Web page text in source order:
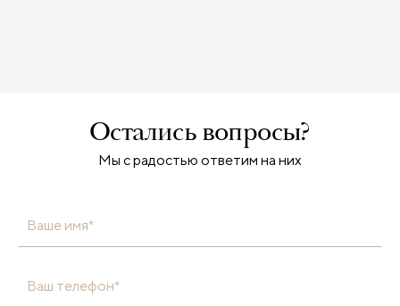
Остались вопросы?
Мы с радостью ответим на них
Ваше имя*
Ваш телефон*